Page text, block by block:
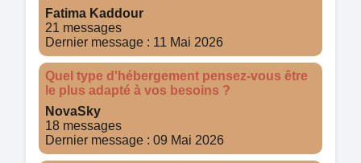
Fatima Kaddour
21 messages
Dernier message : 11 Mai 2026
Quel type d'hébergement pensez-vous être
le plus adapté à vos besoins ?
NovaSky
18 messages
Dernier message : 09 Mai 2026